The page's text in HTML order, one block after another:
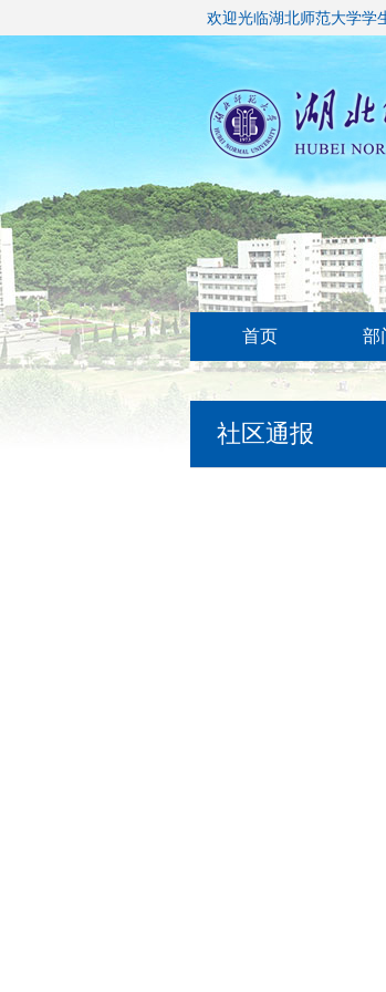
欢迎光临湖北师范大学学
首页 部
社区通报